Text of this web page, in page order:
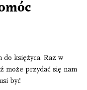
księżyca. Raz w
może przydać się nam
być